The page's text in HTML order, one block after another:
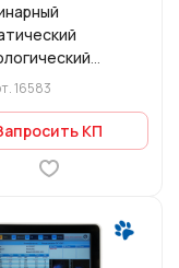
Urit Smart 6
16583
КП